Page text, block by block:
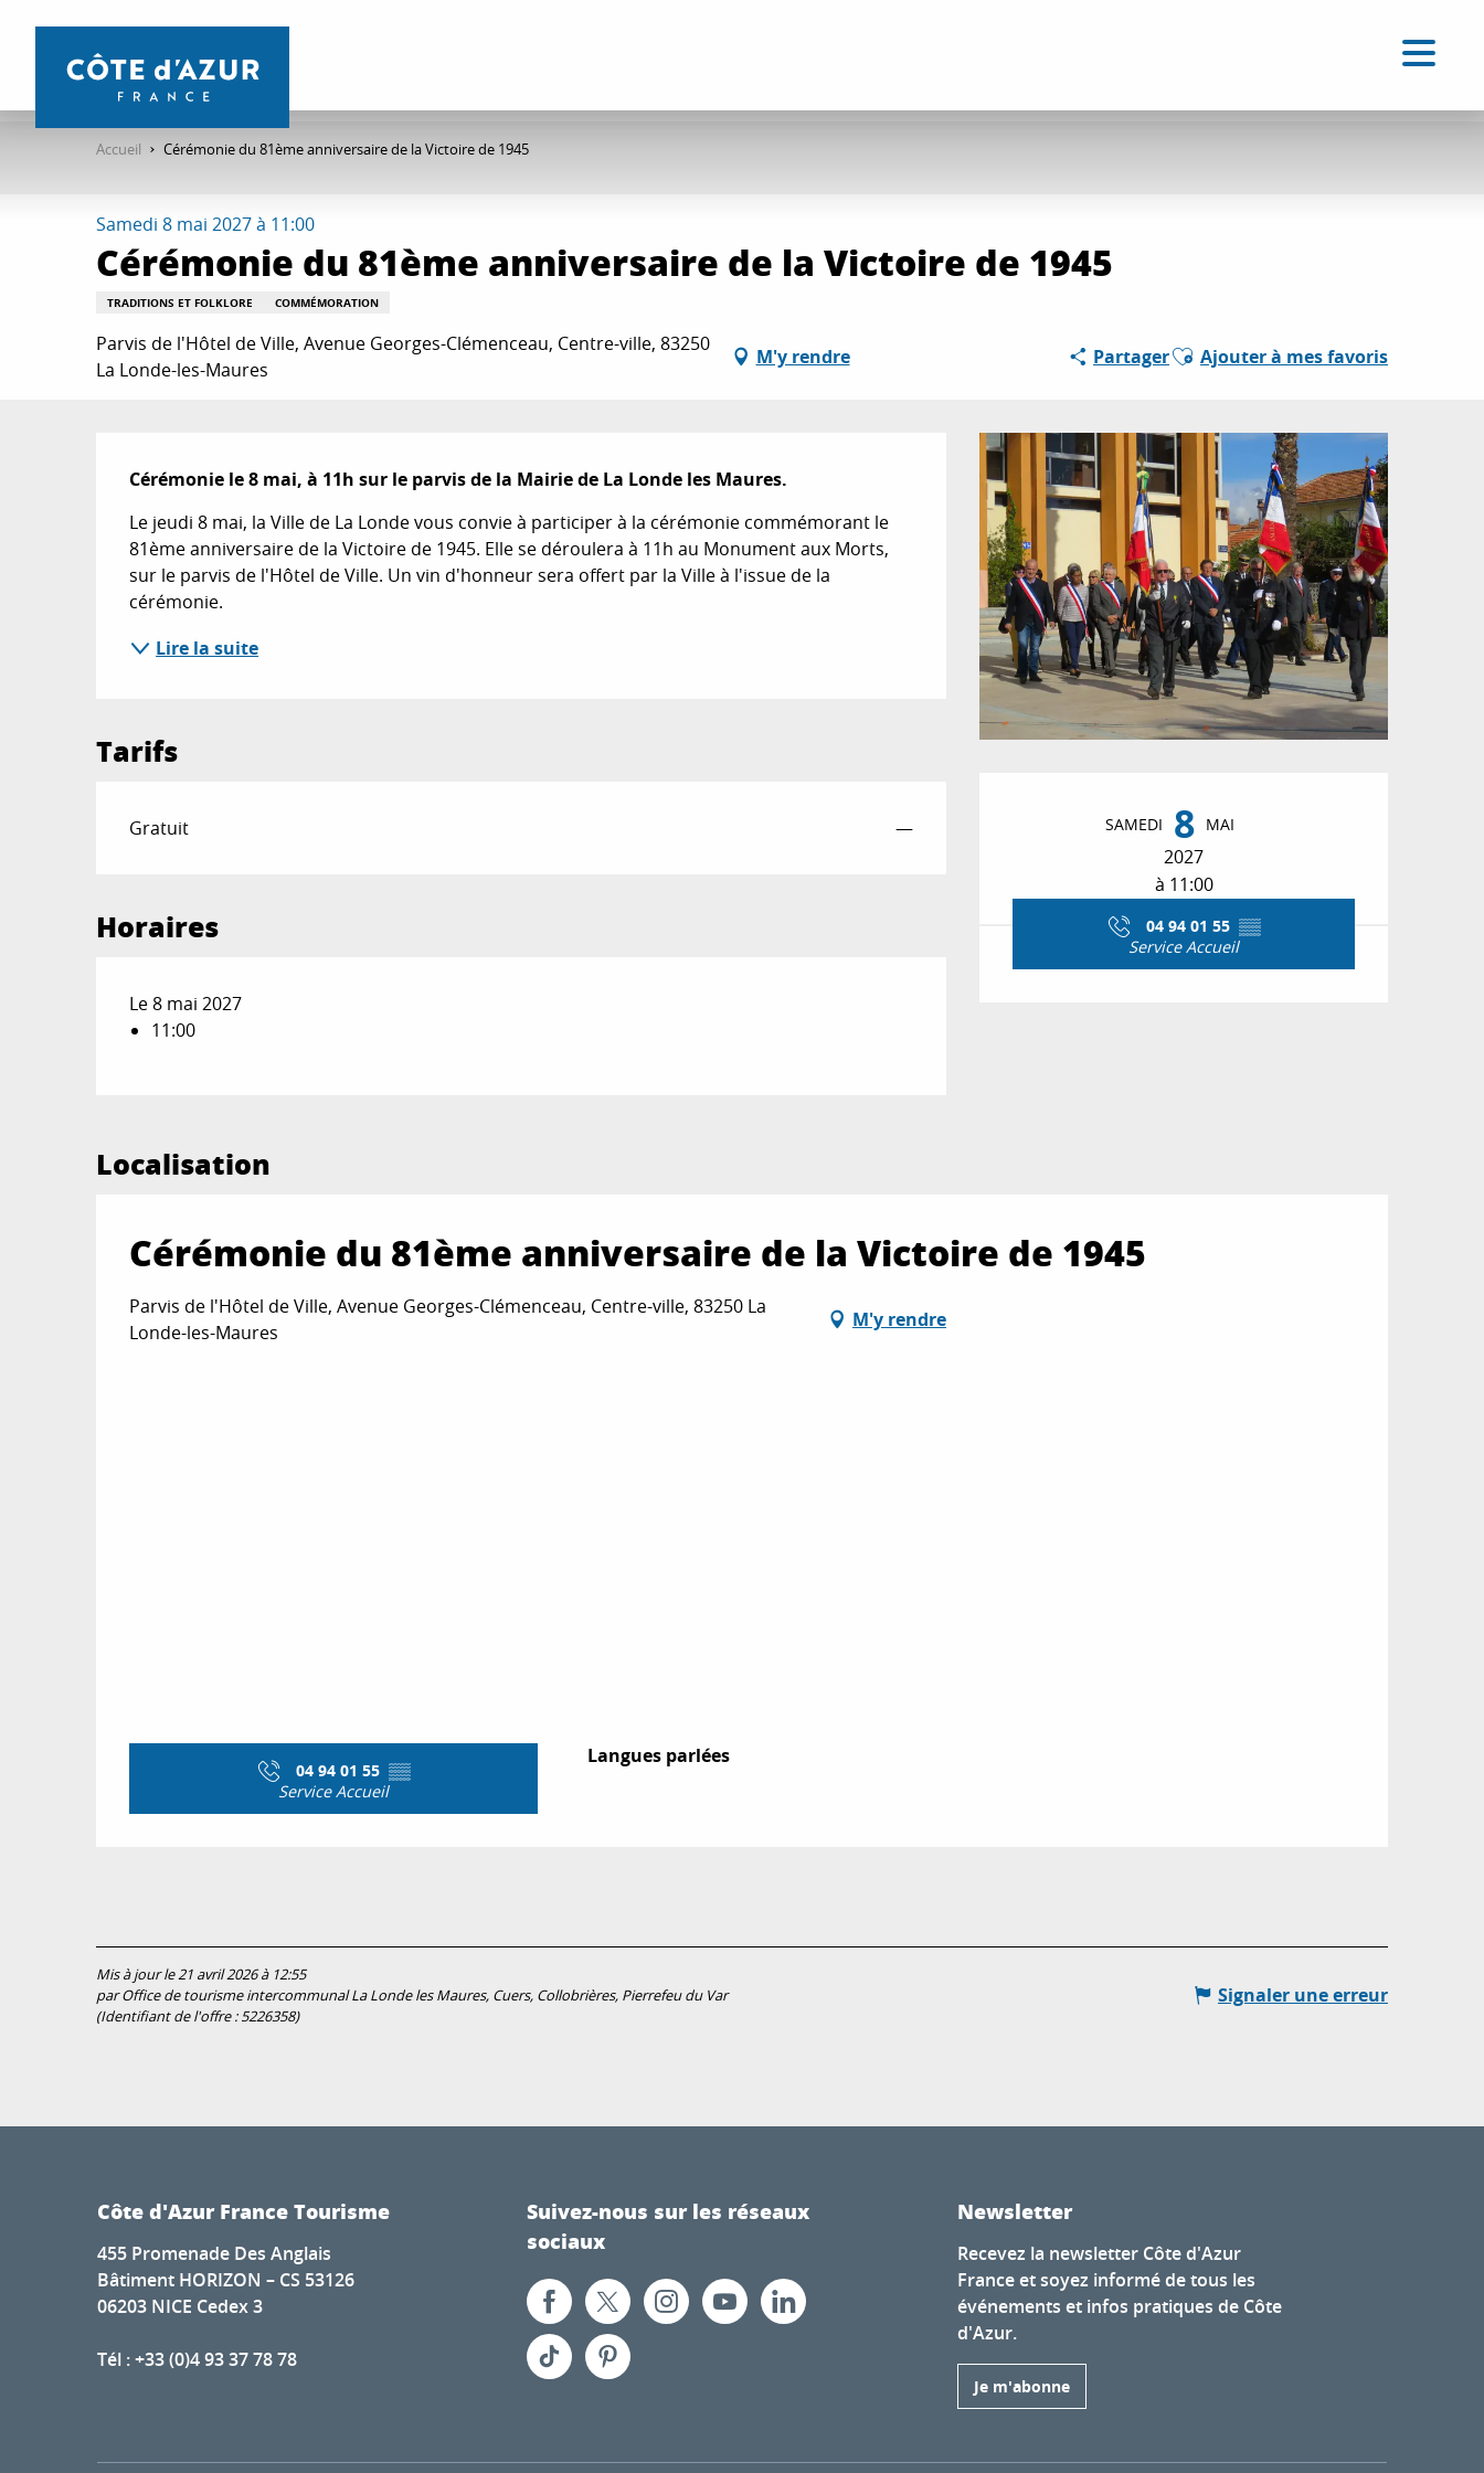
contenu
Accueil Cérémonie du 81ème anniversaire de la Victoire de 1945
Samedi 8 mai 2027 à 11:00
Cérémonie du 81ème anniversaire de la Victoire de 1945
TRADITIONS ET FOLKLORE COMMÉMORATION
Parvis de l'Hôtel de Ville, Avenue Georges-Clémenceau, Centre-ville, 83250
La Londe-les-Maures
M'y rendre PartagerAjouter aux favoris
Ajouter à mes favoris
Ouverture et
SAMEDI 8 MAI
2027
à 11:00
04 94 01 55 ▒▒
Service Accueil
Description
Cérémonie le 8 mai, à 11h sur le parvis de la Mairie de La Londe les Maures.
Le jeudi 8 mai, la Ville de La Londe vous convie à participer à la cérémonie commémorant le
81ème anniversaire de la Victoire de 1945. Elle se déroulera à 11h au Monument aux Morts,
sur le parvis de l'Hôtel de Ville. Un vin d'honneur sera offert par la Ville à l'issue de la
cérémonie.
Lire la suite
Tarifs
Gratuit —
Horaires
Le 8 mai 2027
11:00
Localisation
Cérémonie du 81ème anniversaire de la Victoire de 1945
Parvis de l'Hôtel de Ville, Avenue Georges-Clémenceau, Centre-ville, 83250 La
Londe-les-Maures
M'y rendre
04 94 01 55 ▒▒
Service Accueil
Langues parlées
Langues parlées
Mis à jour le 21 avril 2026 à 12:55
par Office de tourisme intercommunal La Londe les Maures, Cuers, Collobrières, Pierrefeu du Var
(Identifiant de l'offre :5226358)
Signaler une erreur
Côte d'Azur France Tourisme
455 Promenade Des Anglais
Bâtiment HORIZON – CS 53126
06203 NICE Cedex 3
Tél : +33 (0)4 93 37 78 78
Suivez-nous sur les réseaux
sociaux
Newsletter
Recevez la newsletter Côte d'Azur
France et soyez informé de tous les
événements et infos pratiques de Côte
d'Azur.
Je m'abonne